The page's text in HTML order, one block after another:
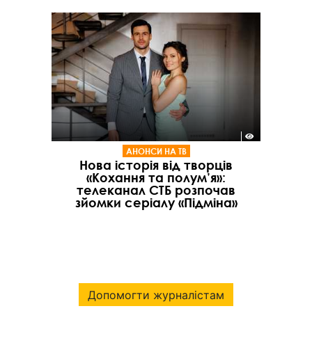
АНОНСИ НА ТВ
Нова історія від творців
«Кохання та полум’я»:
телеканал СТБ розпочав
зйомки серіалу «Підміна»
Допомогти журналістам